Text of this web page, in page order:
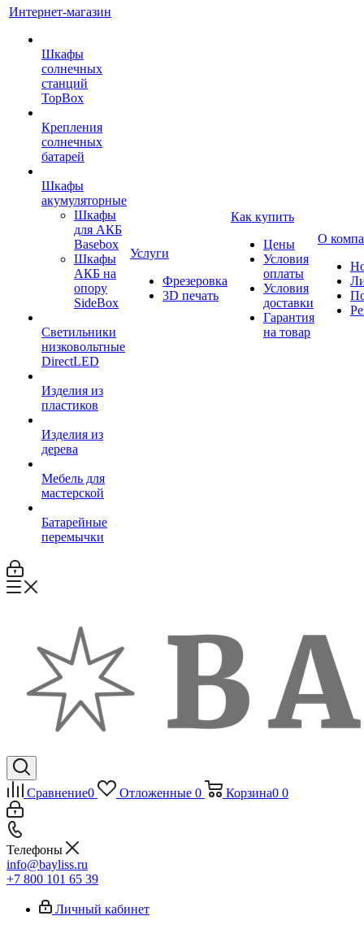
Интернет-магазин
Шкафы
солнечных
станций
TopBox
Крепления
солнечных
батарей
Шкафы
акумуляторные
Шкафы
для АКБ
Basebox
Шкафы
АКБ на
опору
SideBox
Светильники
низковольтные
DirectLED
Изделия из
пластиков
Изделия из
дерева
Мебель для
мастерской
Батарейные
перемычки
Услуги
Фрезеровка
3D печать
Как купить
Цены
Условия
оплаты
Условия
доставки
Гарантия
на товар
О
Сравнение0 Отложенные 0 Корзина0 0
Телефоны
info@bayliss.ru
+7 800 101 65 39
Личный кабинет